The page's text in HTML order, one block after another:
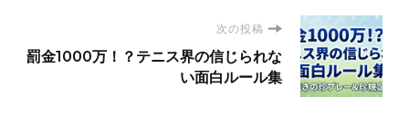
ビ
次の投稿
罰金1000万！？テニス界の信じられな
い面白ルール集